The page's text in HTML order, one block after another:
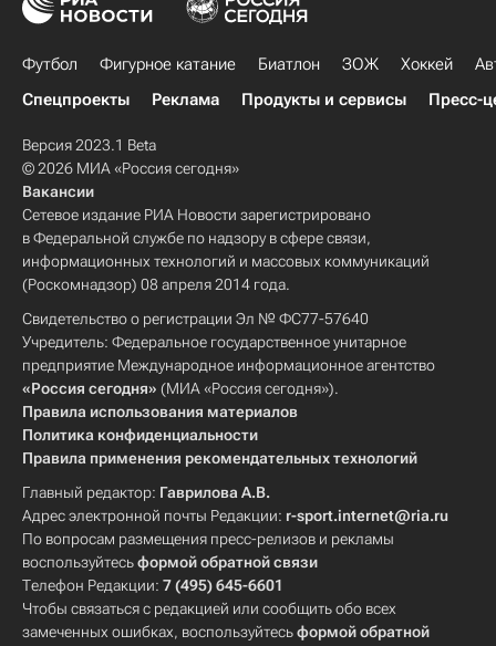
Футбол Фигурное катание Биатлон ЗОЖ Хоккей
Спецпроекты
Реклама Продукты и сервисы Пресс-
Версия 2023.1 Beta
© 2026 МИА «Россия сегодня»
Вакансии
Сетевое издание РИА Новости зарегистрировано
в Федеральной службе по надзору в сфере связи,
информационных технологий и массовых коммуникаций
(Роскомнадзор) 08 апреля 2014 года.
Свидетельство о регистрации Эл № ФС77-57640
Учредитель: Федеральное государственное унитарное
предприятие Международное информационное агентство
«Россия сегодня» (МИА «Россия сегодня»).
Правила использования материалов
Политика конфиденциальности
Правила применения рекомендательных технологий
Главный редактор: Гаврилова А.В.
Адрес электронной почты Редакции: r-sport.internet@ria.ru
По вопросам размещения пресс-релизов и рекламы
воспользуйтесьформой обратной связи
Телефон Редакции: 7 (495) 645-6601
Чтобы связаться с редакцией или сообщить обо всех
замеченных ошибках, воспользуйтесьформой обратной